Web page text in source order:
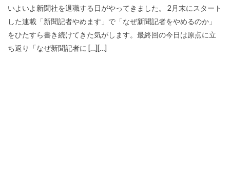
いよいよ新聞社を退職する日がやってきました。 2月末にスタート
した連載「新聞記者やめます」で「なぜ新聞記者をやめるのか」
をひたすら書き続けてきた気がします。最終回の今日は原点に立
ち返り「なぜ新聞記者に […][…]